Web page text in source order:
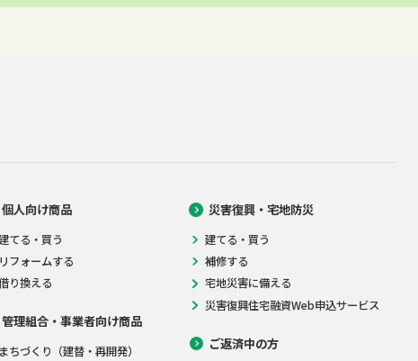
個人向け商品
てる・買う
リフォームする
り換える
管理組合・事業者向け商品
まちづくり（建替・再開発）
災害復興・宅地防災
建てる・買う
補修する
宅地災害に備える
災害復興住宅融資Web申込サービス
ご返済中の方